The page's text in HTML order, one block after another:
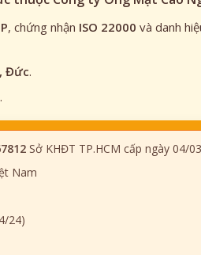
, chứng nhận ISO 22000 và danh
Đức.
Sở KHĐT TP.HCM cấp ngày 04/
Nam
24)